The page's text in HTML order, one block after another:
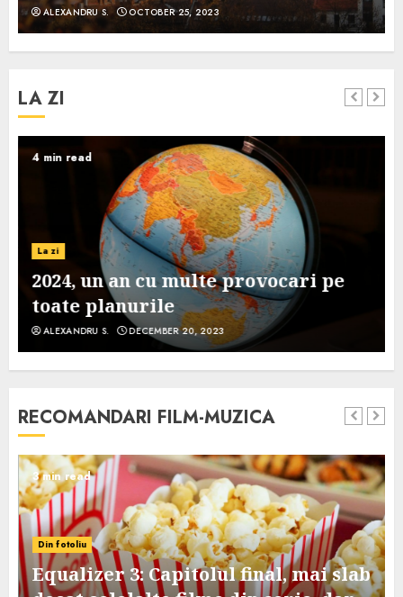
ALEXANDRU S. OCTOBER 25, 2023
LA ZI
4 min read
La zi
2024, un an cu multe provocari pe
toate planurile
ALEXANDRU S. DECEMBER 20, 2023
RECOMANDARI FILM-MUZICA
3 min read
Din fotoliu
Equalizer 3: Capitolul final, mai slab